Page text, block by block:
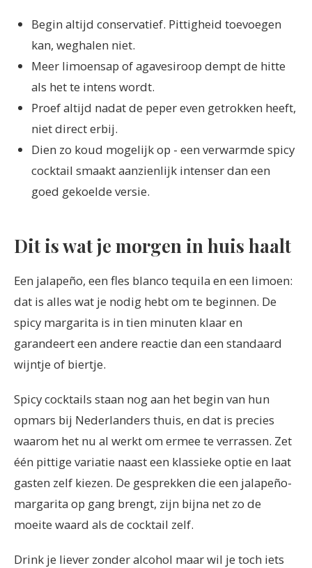
Begin altijd conservatief. Pittigheid toevoegen
kan, weghalen niet.
Meer limoensap of agavesiroop dempt de hitte
als het te intens wordt.
Proef altijd nadat de peper even getrokken heeft,
niet direct erbij.
Dien zo koud mogelijk op - een verwarmde spicy
cocktail smaakt aanzienlijk intenser dan een
goed gekoelde versie.
Dit is wat je morgen in huis haalt
Een jalapeño, een fles blanco tequila en een limoen:
dat is alles wat je nodig hebt om te beginnen. De
spicy margarita is in tien minuten klaar en
garandeert een andere reactie dan een standaard
wijntje of biertje.
Spicy cocktails staan nog aan het begin van hun
opmars bij Nederlanders thuis, en dat is precies
waarom het nu al werkt om ermee te verrassen. Zet
één pittige variatie naast een klassieke optie en laat
gasten zelf kiezen. De gesprekken die een jalapeño-
margarita op gang brengt, zijn bijna net zo de
moeite waard als de cocktail zelf.
Drink je liever zonder alcohol maar wil je toch iets